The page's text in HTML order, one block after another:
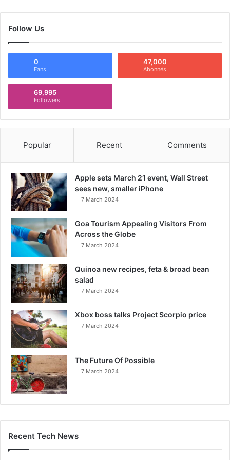
Follow Us
0
Fans
47,000
Abonnés
69,995
Followers
Popular Recent Comments
Apple sets March 21 event, Wall Street
sees new, smaller iPhone
7 March 2024
Goa Tourism Appealing Visitors From
Across the Globe
7 March 2024
Quinoa new recipes, feta & broad bean
salad
7 March 2024
Xbox boss talks Project Scorpio price
7 March 2024
The Future Of Possible
7 March 2024
Recent Tech News